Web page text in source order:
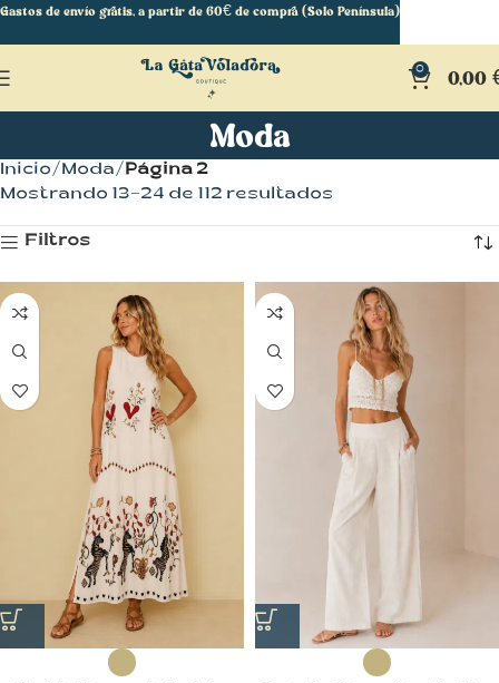
0 0,00
Moda
Inicio Moda
Página 2
Mostrando 13–24 de 112 resultados
Filtros
Gastos de envío gratis, a partir de 60€ de compra (Solo Península)